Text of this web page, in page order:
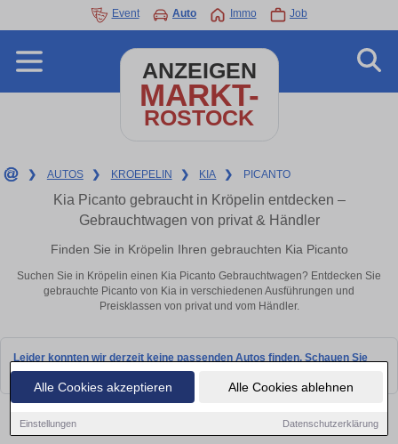
Alle Cookies akzeptieren Alle Cookies ablehnen
Einstellungen Datenschutzerklärung
Event Auto Immo Job
ANZEIGEN
MARKT-
ROSTOCK
❯ AUTOS ❯ KROEPELIN ❯ KIA ❯ PICANTO
Kia Picanto gebraucht in Kröpelin entdecken –
Gebrauchtwagen von privat & Händler
Finden Sie in Kröpelin Ihren gebrauchten Kia Picanto
Suchen Sie in Kröpelin einen Kia Picanto Gebrauchtwagen? Entdecken Sie
gebrauchte Picanto von Kia in verschiedenen Ausführungen und
Preisklassen von privat und vom Händler.
Leider konnten wir derzeit keine passenden Autos finden. Schauen Sie
bald wieder vorbei!